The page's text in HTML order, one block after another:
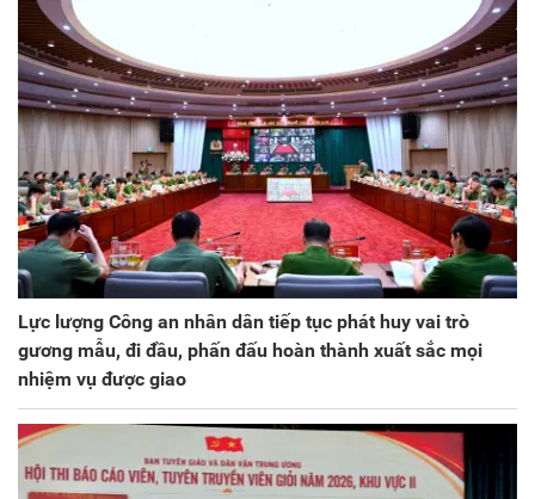
Lực lượng Công an nhân dân tiếp tục phát huy vai trò
gương mẫu, đi đầu, phấn đấu hoàn thành xuất sắc mọi
nhiệm vụ được giao